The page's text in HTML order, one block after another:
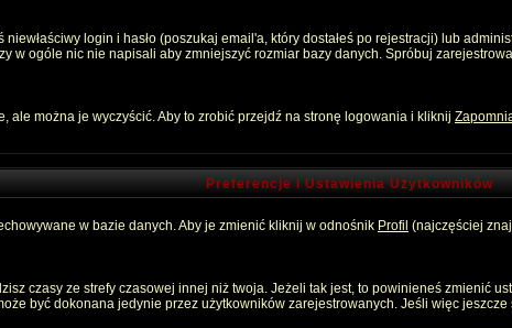
login i hasło (poszukaj email'a, który dostałeś po rejestracji) lub
w ogóle nic nie napisali aby zmniejszyć rozmiar bazy danych. Spróbuj
ale można je wyczyścić. Aby to zrobić przejdź na stronę logowania i kliknij
Preferencje i Ustawienia Użytkowników
w bazie danych. Aby je zmienić kliknij w odnośnik Profil (najczęściej
czasy ze strefy czasowej innej niż twoja. Jeżeli tak jest, to powinieneś zmienić
być dokonana jedynie przez użytkowników zarejestrowanych. Jeśli więc